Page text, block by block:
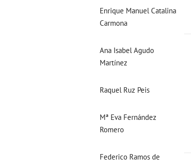
Enrique Manuel Catalina
Carmona
Ana Isabel Agudo
Martínez
Raquel Ruz Peis
Mª Eva Fernández
Romero
Federico Ramos de